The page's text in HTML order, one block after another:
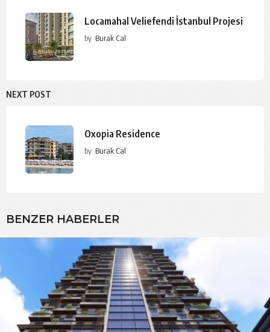
Locamahal Veliefendi İstanbul Projesi
by Burak Cal
NEXT POST
Oxopia Residence
by Burak Cal
BENZER HABERLER